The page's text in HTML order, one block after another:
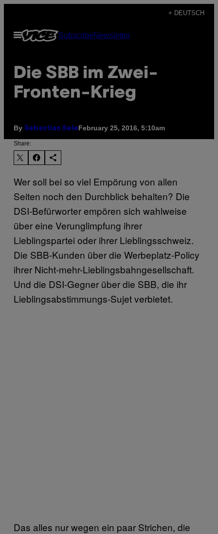
content
+ DEUTSCH
Open
Menu
SubscribeNewsletter
Die SBB im Zwei-
Fronten-Krieg
By Sebastian SeleFebruary 25, 2016, 5:10am
Share:
Wer soll bei so viel Empörung von allen
Seiten noch den Durchblick behalten? Die
DSI-Befürworter empören sich wahlweise
über eine Verunglimpfung ihrer
Lieblingspartei oder ihrer Lieblingsschweiz.
Die SBB-Kunden über die Werbeplatz-Policy
ihrer Nicht-mehr-Lieblingsbahngesellschaft.
Und die DSI-Gegner über die SBB, die ihr
Lieblingsabstimmungs-Sujet verbietet.
Das alles nur wegen ein paar Strichen, die